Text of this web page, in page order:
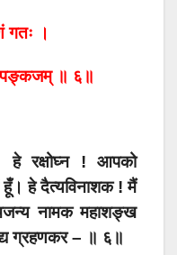
गतः ।
पङ्कजम् ॥ ६॥
हे रक्षोघ्न ! आपको
हे दैत्यविनाशक ! मैं
नामक महाशङ्ख
ग्रहणकर – ॥ ६॥